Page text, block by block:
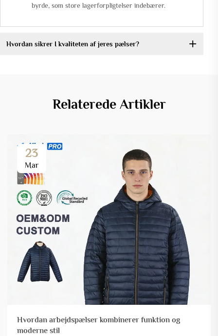
byrde, som store lagerforpligtelser indebærer.
Hvordan sikrer I kvaliteten af jeres pælser?
Relaterede Artikler
23
Mar
Hvordan arbejdspælser kombinerer funktion og
moderne stil